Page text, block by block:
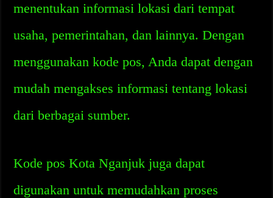
menentukan informasi lokasi dari tempat
usaha, pemerintahan, dan lainnya. Dengan
menggunakan kode pos, Anda dapat dengan
mudah mengakses informasi tentang lokasi
dari berbagai sumber.
Kode pos Kota Nganjuk juga dapat
digunakan untuk memudahkan proses